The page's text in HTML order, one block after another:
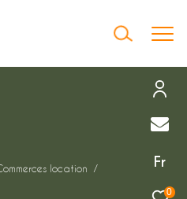
Fr
0
location
correspond à vos